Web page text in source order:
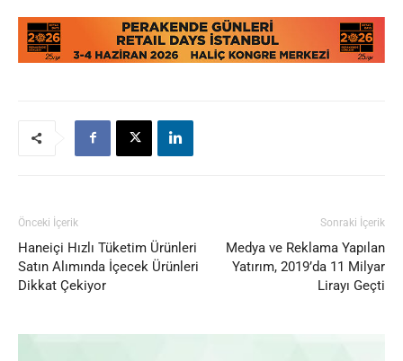
Önceki İçerik
Haneiçi Hızlı Tüketim Ürünleri
Satın Alımında İçecek Ürünleri
Dikkat Çekiyor
Sonraki İçerik
Medya ve Reklama Yapılan
Yatırım, 2019’da 11 Milyar
Lirayı Geçti